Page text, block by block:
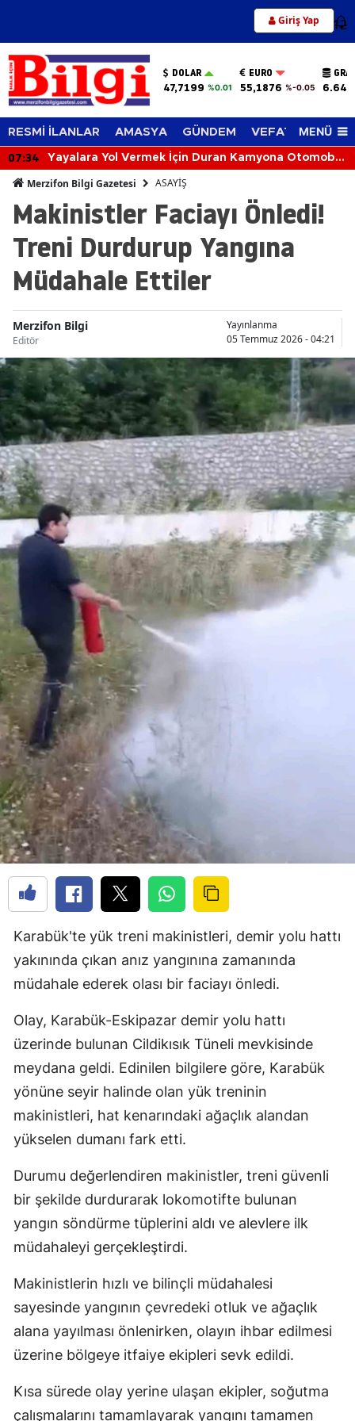
Giriş Yap 12
DOLAR
47,7199 %0.01
EURO
55,1876 %-0.05
RESMİ İLANLAR AMASYA GÜNDEM VEFAT EDENLER
MENÜ
07:34
Yayalara Yol Vermek İçin Duran Kamyona Otomobil
Merzifon Bilgi Gazetesi ASAYİŞ
Makinistler Faciayı Önledi!
Treni Durdurup Yangına
Müdahale Ettiler
Merzifon Bilgi
Editör
Yayınlanma
05 Temmuz 2026 - 04:21
Karabük'te yük treni makinistleri, demir yolu hattı
yakınında çıkan anız yangınına zamanında
müdahale ederek olası bir faciayı önledi.
Olay, Karabük-Eskipazar demir yolu hattı
üzerinde bulunan Cildikısık Tüneli mevkisinde
meydana geldi. Edinilen bilgilere göre, Karabük
yönüne seyir halinde olan yük treninin
makinistleri, hat kenarındaki ağaçlık alandan
yükselen dumanı fark etti.
Durumu değerlendiren makinistler, treni güvenli
bir şekilde durdurarak lokomotifte bulunan
yangın söndürme tüplerini aldı ve alevlere ilk
müdahaleyi gerçekleştirdi.
Makinistlerin hızlı ve bilinçli müdahalesi
sayesinde yangının çevredeki otluk ve ağaçlık
alana yayılması önlenirken, olayın ihbar edilmesi
üzerine bölgeye itfaiye ekipleri sevk edildi.
Kısa sürede olay yerine ulaşan ekipler, soğutma
çalışmalarını tamamlayarak yangını tamamen